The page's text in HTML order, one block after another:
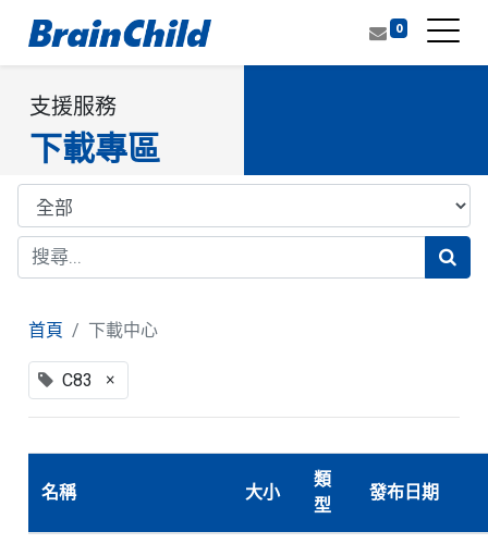
0
支援服務
下載專區
首頁 下載中心
C83 ×
名稱 大小
類
型
發布日期